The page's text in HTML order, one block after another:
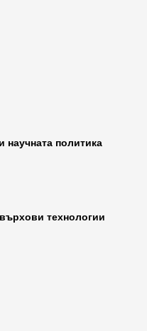
научната политика
технологии